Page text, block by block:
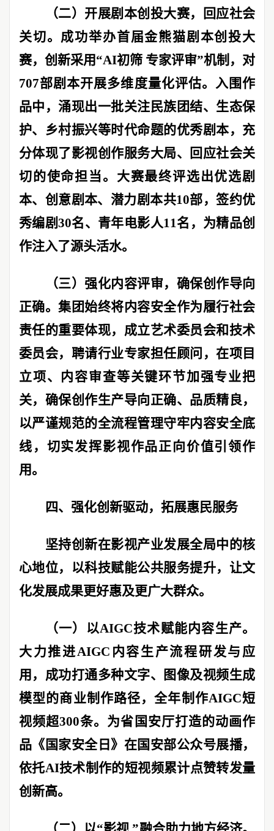
（二）开展剧本创投大赛，回应社会
关切。 成功举办首届金熊猫剧本创投大
赛，创新采用 “AI初筛 专家评审”机制，对
707部剧本开展多维度量化评估。入围作
品中，涌现出一批关注民族团结、生态保
护、乡村振兴等时代命题的优秀剧本，充
分体现了影视创作服务大局、回应社会关
切的使命担当。大赛最终评选出优选剧
本、创意剧本、潜力剧本共10部，签约优
秀编剧30名、青年电影人11名，为精品创
作注入了源头活水。
（三）强化内容评审，确保创作导向
正确。集团始终将内容安全作为履行社会
责任的重要体现，成立艺术委员会和技术
委员会，聘请行业专家担任顾问，在项目
立项、内容审查等关键环节加强专业把
关，确保创作生产导向正确、品质精良，
以严谨规范的全流程管理守牢内容安全底
线，切实发挥影视作品正向价值引领作
用。
四、强化创新驱动，拓展惠民服务
坚持创新在影视产业发展全局中的核
心地位，以科技赋能公共服务提升，让文
化发展成果更好惠及更广大群众。
（一）以AIGC技术赋能内容生产。
大力推进AIGC 内容生产流程研发与应
用，成功打通多种文字、图像及视频生成
模型的商业制作路径，全年制作AIGC短
视频超300条。为省国安厅打造的动画作
品《国家安全日》在国安部公众号展播，
依托AI技术制作的短视频累计点赞转发量
创新高。